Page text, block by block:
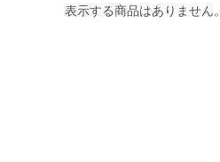
表示する商品はありません。